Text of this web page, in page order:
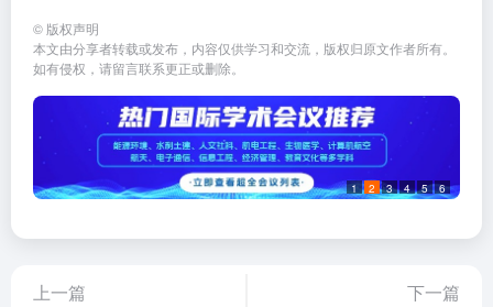
© 版权声明
本文由分享者转载或发布，内容仅供学习和交流，版权归原文作者所有。
如有侵权，请留言联系更正或删除。
1 2 3 4 5 6
上一篇 下一篇